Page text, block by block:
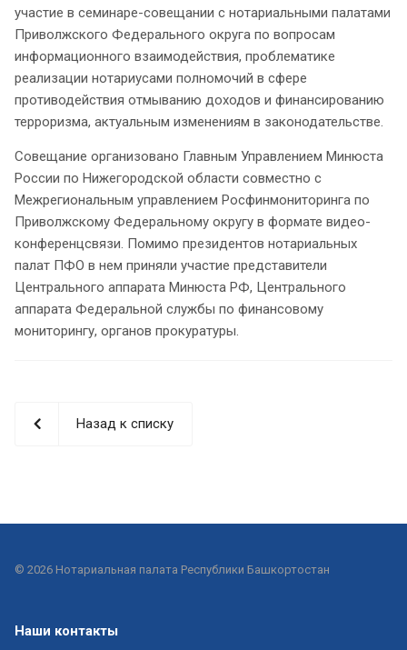
участие в семинаре-совещании с нотариальными палатами
Приволжского Федерального округа по вопросам
информационного взаимодействия, проблематике
реализации нотариусами полномочий в сфере
противодействия отмыванию доходов и финансированию
терроризма, актуальным изменениям в законодательстве.
Совещание организовано Главным Управлением Минюста
России по Нижегородской области совместно с
Межрегиональным управлением Росфинмониторинга по
Приволжскому Федеральному округу в формате видео-
конференцсвязи. Помимо президентов нотариальных
палат ПФО в нем приняли участие представители
Центрального аппарата Минюста РФ, Центрального
аппарата Федеральной службы по финансовому
мониторингу, органов прокуратуры.
Назад к списку
© 2026 Нотариальная палата Республики Башкортостан
Наши контакты